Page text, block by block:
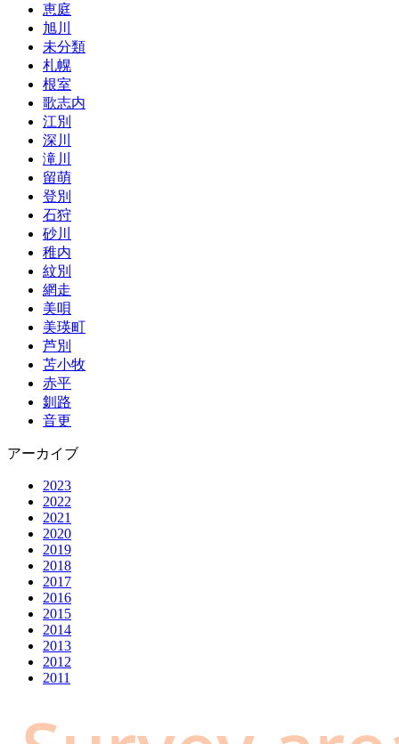
恵庭
旭川
未分類
札幌
根室
歌志内
江別
深川
滝川
留萌
登別
石狩
砂川
稚内
紋別
網走
美唄
美瑛町
芦別
苫小牧
赤平
釧路
音更
アーカイブ
2023
2022
2021
2020
2019
2018
2017
2016
2015
2014
2013
2012
2011